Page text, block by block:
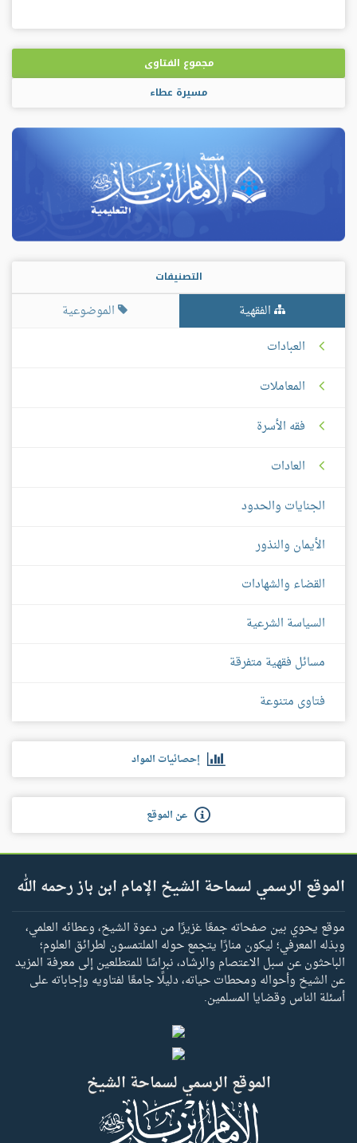
مجموع الفتاوى
مسيرة عطاء
التصنيفات
الفقهية
الموضوعية
العبادات
المعاملات
فقه الأسرة
العادات
الجنايات والحدود
الأيمان والنذور
القضاء والشهادات
السياسة الشرعية
مسائل فقهية متفرقة
فتاوى متنوعة
إحصائيات المواد
عن الموقع
الموقع الرسمي لسماحة الشيخ الإمام ابن باز رحمه الله
موقع يحوي بين صفحاته جمعًا غزيرًا من دعوة الشيخ، وعطائه العلمي،
وبذله المعرفي؛ ليكون منارًا يتجمع حوله الملتمسون لطرائق العلوم؛
الباحثون عن سبل الاعتصام والرشاد، نبراسًا للمتطلعين إلى معرفة المزيد
عن الشيخ وأحواله ومحطات حياته، دليلًا جامعًا لفتاويه وإجاباته على
أسئلة الناس وقضايا المسلمين.
الموقع الرسمي لسماحة الشيخ